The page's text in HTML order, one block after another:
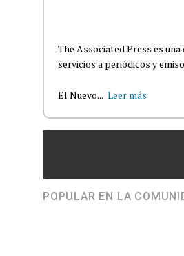
The Associated Press es
servicios a periódicos y
El Nuevo... Leer más
POPULAR EN LA